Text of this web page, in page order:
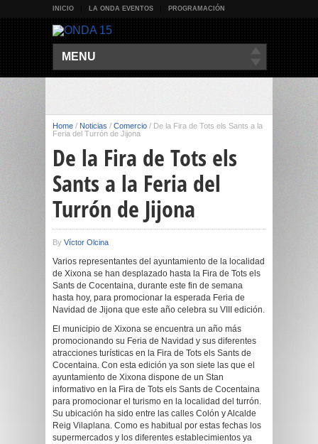
INICIO LA ONDA EVENTOS PROGRAMACIÓN
MENU
Home / Noticias / Comercio / De la Fira de Tots els Sants a la
Feria del Turrón de Jijona
De la Fira de Tots els
Sants a la Feria del
Turrón de Jijona
By Víctor Olcina
Varios representantes del ayuntamiento de la localidad
de Xixona se han desplazado hasta la Fira de Tots els
Sants de Cocentaina, durante este fin de semana
hasta hoy, para promocionar la esperada Feria de
Navidad de Jijona que este año celebra su VIII edición.
El municipio de Xixona se encuentra un año más
promocionando su Feria de Navidad y sus diferentes
atracciones turísticas en la Fira de Tots els Sants de
Cocentaina. Con esta edición ya son siete las que el
ayuntamiento de Xixona dispone de un Stan
informativo en la Fira de Tots els Sants de Cocentaina
para promocionar el turismo en la localidad del turrón.
Su ubicación ha sido entre las calles Colón y Alcalde
Reig Vilaplana. Como es habitual por estas fechas los
supermercados y los diferentes establecimientos ya